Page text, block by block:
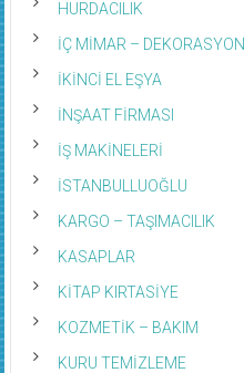
HURDACILIK
İÇ MİMAR – DEKORASYON
İKİNCİ EL EŞYA
İNŞAAT FİRMASI
İŞ MAKİNELERİ
İSTANBULLUOĞLU
KARGO – TAŞIMACILIK
KASAPLAR
KİTAP KIRTASİYE
KOZMETİK – BAKIM
KURU TEMİZLEME